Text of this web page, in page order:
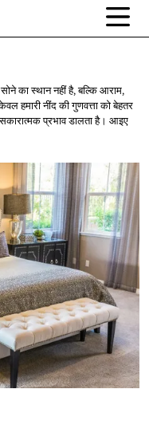
का स्थान नहीं है, बल्कि आराम,
हमारी नींद की गुणवत्ता को बेहतर
प्रभाव डालता है। आइए